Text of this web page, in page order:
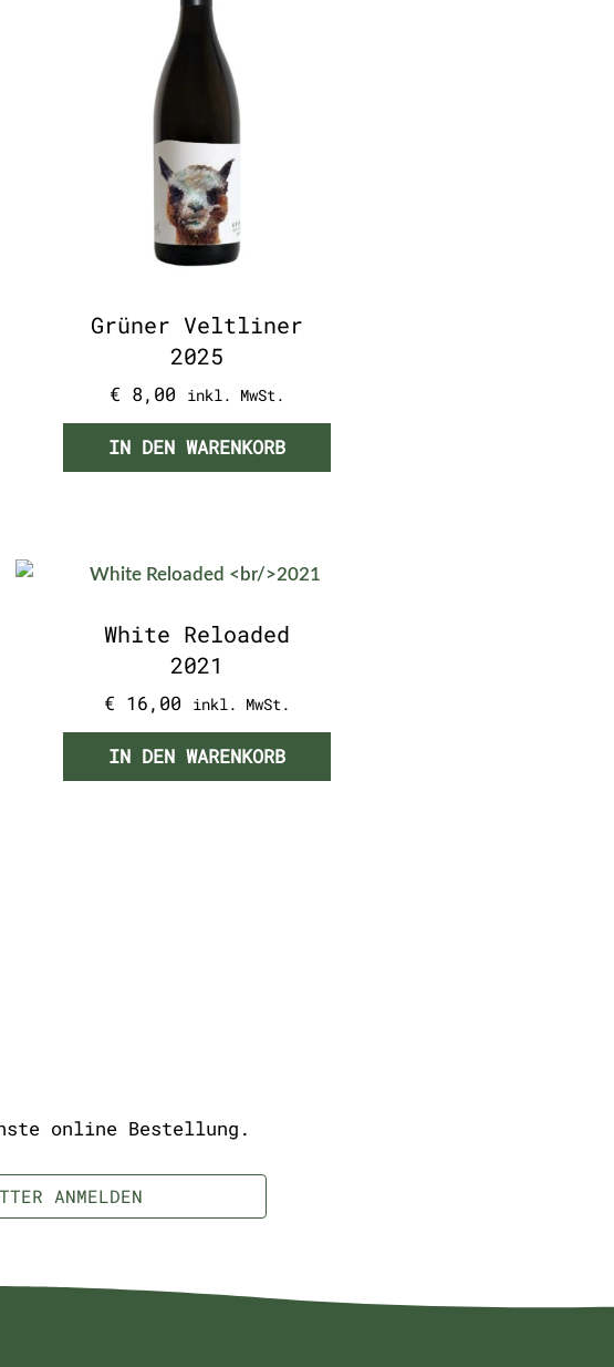
Grüner Veltliner
2025
€ 8,00 inkl. MwSt.
IN DEN WARENKORB
White Reloaded
2021
€ 16,00 inkl. MwSt.
IN DEN WARENKORB
online Bestellung.
ANMELDEN